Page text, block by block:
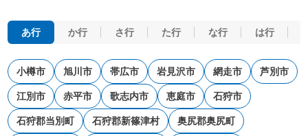
あ行 か行 さ行 た行 な行 は行
小樽市 旭川市 帯広市 岩見沢市 網走市 芦別市
江別市 赤平市 歌志内市 恵庭市 石狩市
石狩郡当別町 石狩郡新篠津村 奥尻郡奥尻町